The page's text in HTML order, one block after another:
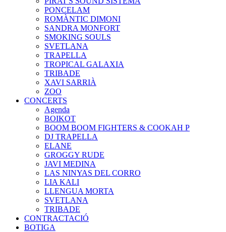
PONCELAM
ROMÀNTIC DIMONI
SANDRA MONFORT
SMOKING SOULS
SVETLANA
TRAPELLA
TROPICAL GALAXIA
TRIBADE
XAVI SARRIÀ
ZOO
CONCERTS
Agenda
BOIKOT
BOOM BOOM FIGHTERS & COOKAH P
DJ TRAPELLA
ELANE
GROGGY RUDE
JAVI MEDINA
LAS NINYAS DEL CORRO
LIA KALI
LLENGUA MORTA
SVETLANA
TRIBADE
CONTRACTACIÓ
BOTIGA